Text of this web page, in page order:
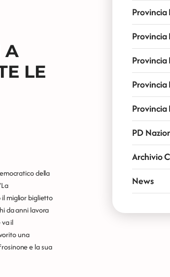
A
LE
della
il miglior biglietto
da anni lavora
il
una
e la sua
Provincia
Provincia
Provincia
Provincia
PD
Archivio
News